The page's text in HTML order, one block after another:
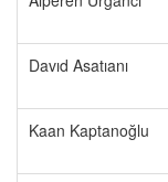
Davıd Asatıanı
Kaan Kaptanoğlu